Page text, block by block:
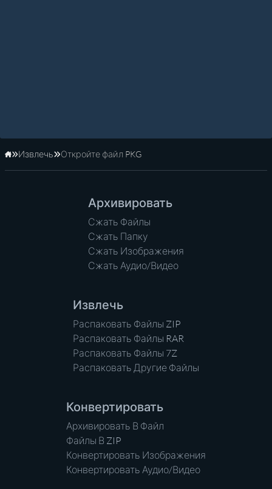
Главная
Извлечь Откройте файл PKG
Архивировать
Сжать Файлы
Сжать Папку
Сжать Изображения
Сжать Аудио/Видео
Извлечь
Распаковать Файлы ZIP
Распаковать Файлы RAR
Распаковать Файлы 7Z
Распаковать Другие Файлы
Конвертировать
Архивировать В Файл
Файлы В ZIP
Конвертировать Изображения
Конвертировать Аудио/Видео